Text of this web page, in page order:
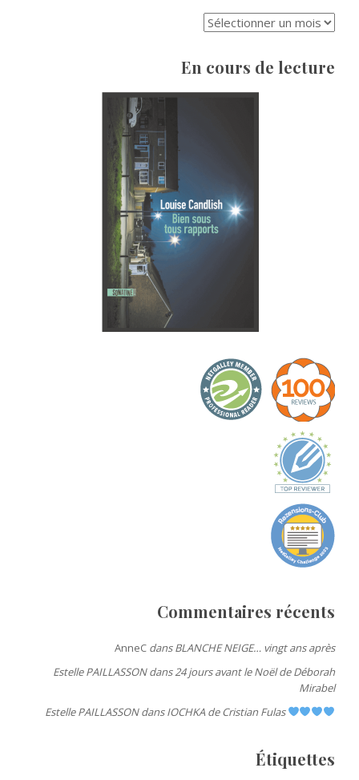
En cours de lecture
Commentaires récents
AnneC dansBLANCHE NEIGE… vingt ans après
Estelle PAILLASSONdans24 jours avant le Noël de Déborah
Mirabel
Estelle PAILLASSONdansIOCHKA de Cristian Fulas
Étiquettes